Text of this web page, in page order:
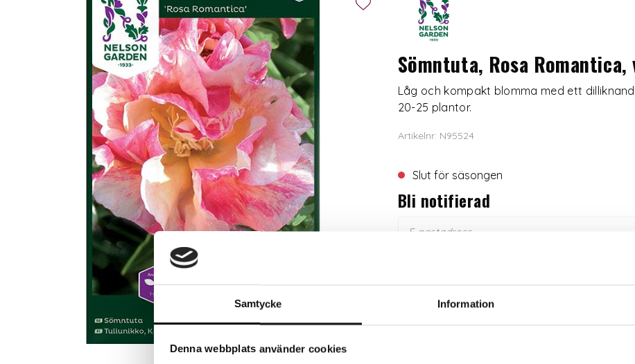
Samtycke Information
Denna webbplats använder cookies
Sömntuta, Rosa Romantica,
Låg och kompakt blomma med ett
20-25 plantor.
Artikelnr: N95524
Slut för säsongen
Bli notifierad